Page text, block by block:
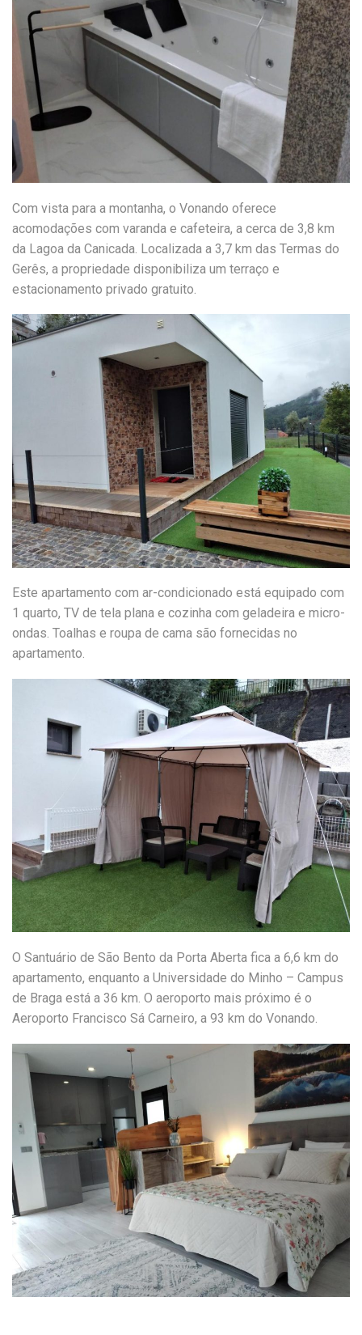
Com vista para a montanha, o Vonando oferece
acomodações com varanda e cafeteira, a cerca de 3,8 km
da Lagoa da Canicada. Localizada a 3,7 km das Termas do
Gerês, a propriedade disponibiliza um terraço e
estacionamento privado gratuito.
Este apartamento com ar-condicionado está equipado com
1 quarto, TV de tela plana e cozinha com geladeira e micro-
ondas. Toalhas e roupa de cama são fornecidas no
apartamento.
O Santuário de São Bento da Porta Aberta fica a 6,6 km do
apartamento, enquanto a Universidade do Minho – Campus
de Braga está a 36 km. O aeroporto mais próximo é o
Aeroporto Francisco Sá Carneiro, a 93 km do Vonando.